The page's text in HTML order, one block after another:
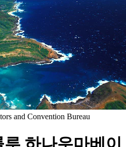
and Convention Bureau